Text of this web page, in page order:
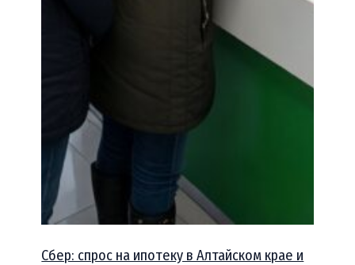
Сбер: спрос на ипотеку в Алтайском крае и